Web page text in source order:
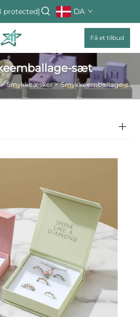
protected] DA
Få et tilbud
sæt
Smykkeæsker>Smykkeemballage-sæt